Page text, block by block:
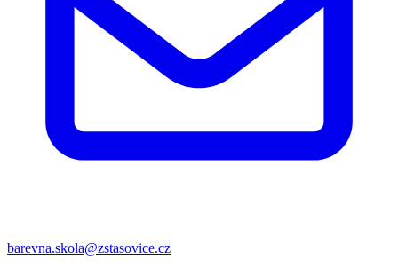
barevna.skola@zstasovice.cz